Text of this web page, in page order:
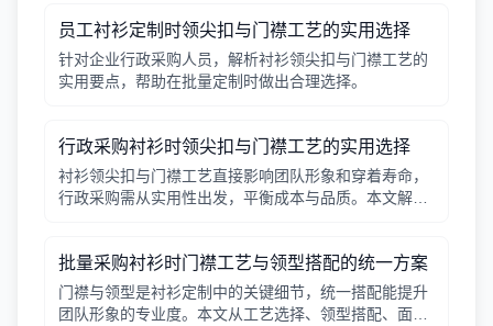
员工衬衫定制时领尖扣与门襟工艺的实用选择
针对企业行政采购人员，解析衬衫领尖扣与门襟工艺的
实用要点，帮助在批量定制时做出合理选择。
行政采购衬衫时领尖扣与门襟工艺的实用选择
衬衫领尖扣与门襟工艺直接影响团队形象和穿着寿命，
行政采购需从实用性出发，平衡成本与品质。本文解析
批量采购衬衫时门襟工艺与领型搭配的统一方案
门襟与领型是衬衫定制中的关键细节，统一搭配能提升
团队形象的专业度。本文从工艺选择、领型搭配、面料